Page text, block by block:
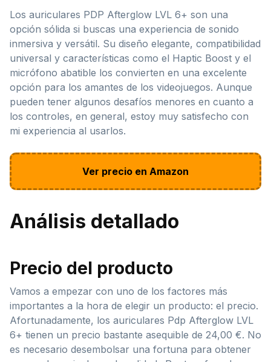
Los auriculares PDP Afterglow LVL 6+ son una
opción sólida si buscas una experiencia de sonido
inmersiva y versátil. Su diseño elegante, compatibilidad
universal y características como el Haptic Boost y el
micrófono abatible los convierten en una excelente
opción para los amantes de los videojuegos. Aunque
pueden tener algunos desafíos menores en cuanto a
los controles, en general, estoy muy satisfecho con
mi experiencia al usarlos.
Ver precio en Amazon
Análisis detallado
Precio del producto
Vamos a empezar con uno de los factores más
importantes a la hora de elegir un producto: el precio.
Afortunadamente, los auriculares Pdp Afterglow LVL
6+ tienen un precio bastante asequible de 24,00 €. No
es necesario desembolsar una fortuna para obtener